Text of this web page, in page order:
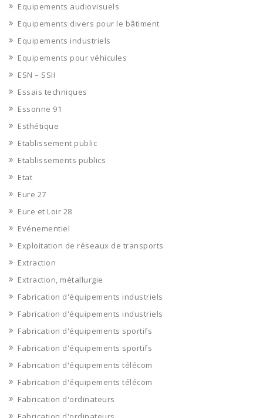
Equipements audiovisuels
Equipements divers pour le bâtiment
Equipements industriels
Equipements pour véhicules
ESN – SSII
Essais techniques
Essonne 91
Esthétique
Etablissement public
Etablissements publics
Etat
Eure 27
Eure et Loir 28
Evénementiel
Exploitation de réseaux de transports
Extraction
Extraction, métallurgie
Fabrication d'équipements industriels
Fabrication d'équipements industriels
Fabrication d'équipements sportifs
Fabrication d'équipements sportifs
Fabrication d'équipements télécom
Fabrication d'équipements télécom
Fabrication d'ordinateurs